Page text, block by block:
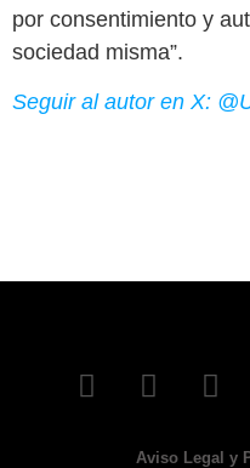
por consentimiento y
sociedad misma”.
Seguir al autor en X:
Aviso Legal y